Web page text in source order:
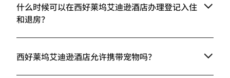
什么时候可以在西好莱坞艾迪逊酒店办理登记入住
和退房？
西好莱坞艾迪逊酒店允许携带宠物吗？